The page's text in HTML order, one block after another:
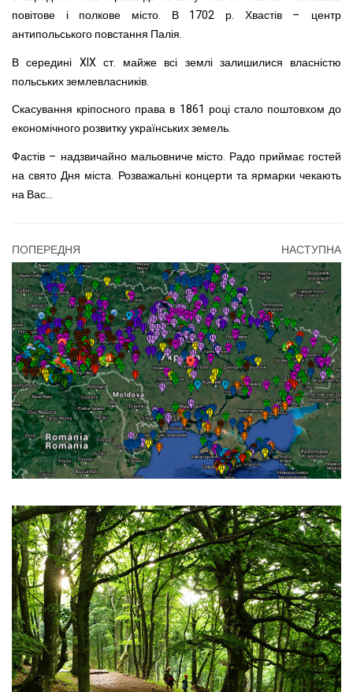
повітове і полкове місто. В 1702 р. Хвастів – центр
антипольського повстання Палія.
В середині XIX ст. майже всі землі залишилися власністю
польських землевласників.
Скасування кріпосного права в 1861 році стало поштовхом до
економічного розвитку українських земель.
Фастів – надзвичайно мальовниче місто. Радо приймає гостей
на свято Дня міста. Розважальні концерти та ярмарки чекають
на Вас…
ПОПЕРЕДНЯ НАСТУПНА